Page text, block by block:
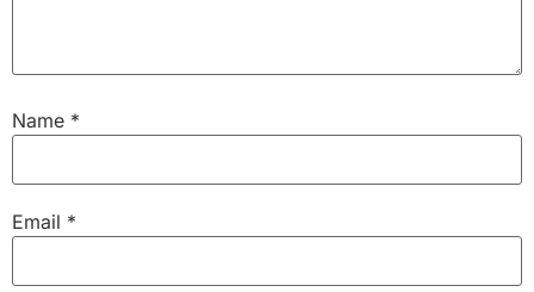
Name *
Email *